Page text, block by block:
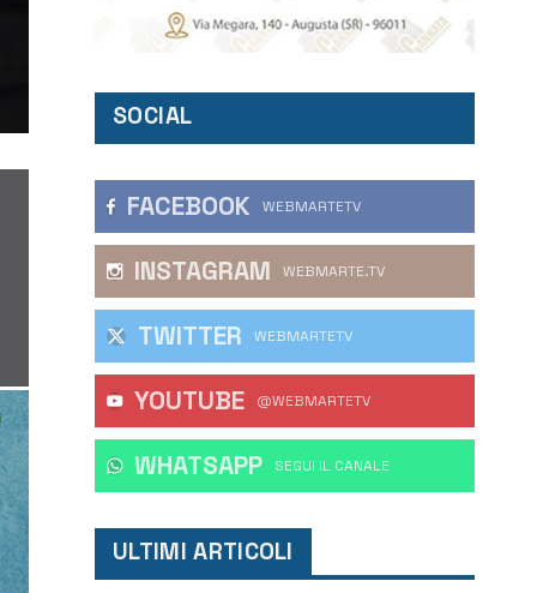
SOCIAL
FACEBOOK WEBMARTETV
INSTAGRAM WEBMARTE.TV
TWITTER WEBMARTETV
YOUTUBE @WEBMARTETV
WHATSAPP ‎SEGUI IL CANALE
ULTIMI ARTICOLI